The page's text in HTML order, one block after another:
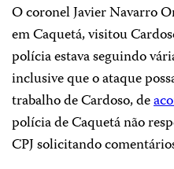
O coronel Javier Navarro
em Caquetá, visitou
polícia estava seguindo
inclusive que o ataque
trabalho de Cardoso, de
polícia de Caquetá não
CPJ solicitando